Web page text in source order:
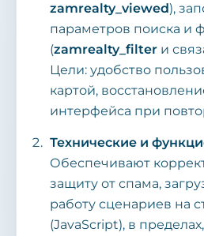
zamrealty_viewed),
параметров поиска и
(zamrealty_filter и
Цели: удобство
картой,
интерфейса при
Технические и
Обеспечивают
защиту от спама,
работу сценариев на
(JavaScript), в